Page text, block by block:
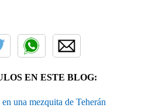
EN ESTE BLOG:
una mezquita de Teherán